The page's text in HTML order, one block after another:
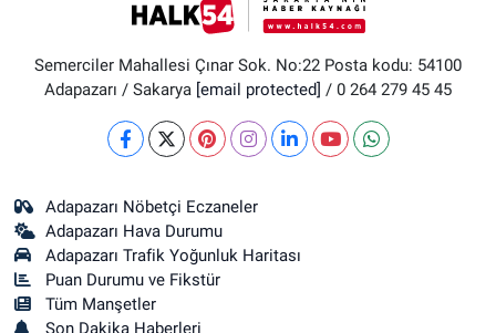
Semerciler Mahallesi Çınar Sok. No:22 Posta kodu: 54100
Adapazarı / Sakarya [email protected] / 0 264 279 45 45
Adapazarı Nöbetçi Eczaneler
Adapazarı Hava Durumu
Adapazarı Trafik Yoğunluk Haritası
Puan Durumu ve Fikstür
Tüm Manşetler
Son Dakika Haberleri